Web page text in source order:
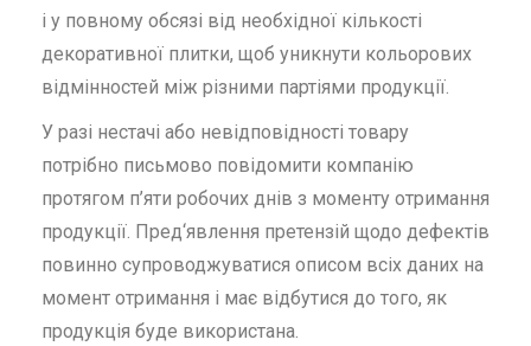
і у повному обсязі від необхідної кількості
декоративної плитки, щоб уникнути кольорових
відмінностей між різними партіями продукції.
У разі нестачі або невідповідності товару
потрібно письмово повідомити компанію
протягом п’яти робочих днів з моменту отримання
продукції. Пред‘явлення претензій щодо дефектів
повинно супроводжуватися описом всіх даних на
момент отримання і має відбутися до того, як
продукція буде використана.